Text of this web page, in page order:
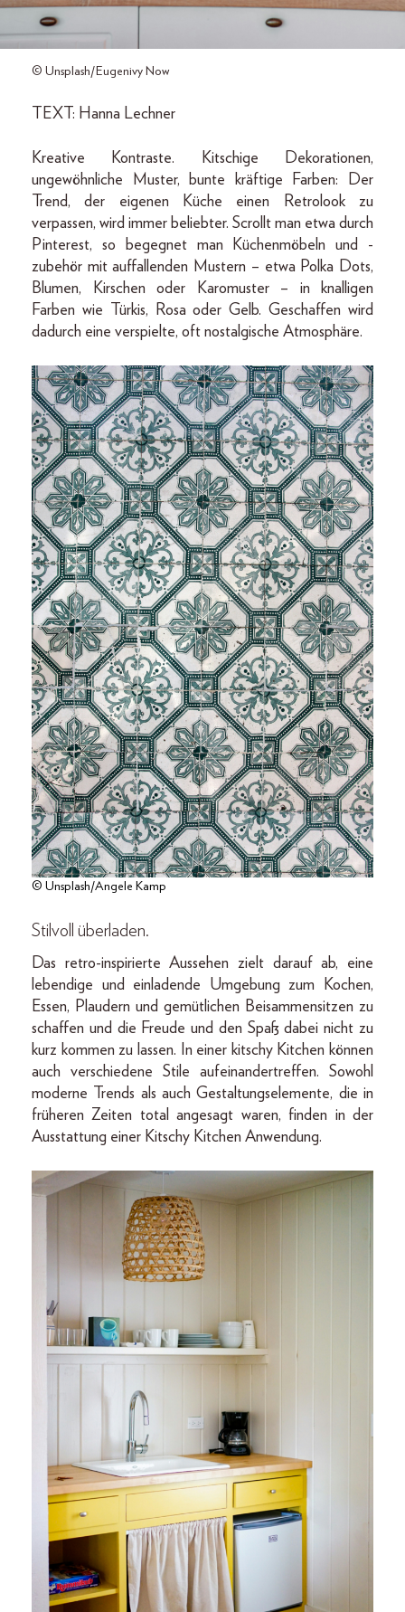
© Unsplash/Eugenivy Now
TEXT: Hanna Lechner
Kreative Kontraste. Kitschige Dekorationen,
ungewöhnliche Muster, bunte kräftige Farben: Der
Trend, der eigenen Küche einen Retrolook zu
verpassen, wird immer beliebter. Scrollt man etwa durch
Pinterest, so begegnet man Küchenmöbeln und -
zubehör mit auffallenden Mustern – etwa Polka Dots,
Blumen, Kirschen oder Karomuster – in knalligen
Farben wie Türkis, Rosa oder Gelb. Geschaffen wird
dadurch eine verspielte, oft nostalgische Atmosphäre.
© Unsplash/Angele Kamp
Stilvoll überladen.
Das retro-inspirierte Aussehen zielt darauf ab, eine
lebendige und einladende Umgebung zum Kochen,
Essen, Plaudern und gemütlichen Beisammensitzen zu
schaffen und die Freude und den Spaß dabei nicht zu
kurz kommen zu lassen. In einer kitschy Kitchen können
auch verschiedene Stile aufeinandertreffen. Sowohl
moderne Trends als auch Gestaltungselemente, die in
früheren Zeiten total angesagt waren, finden in der
Ausstattung einer Kitschy Kitchen Anwendung.